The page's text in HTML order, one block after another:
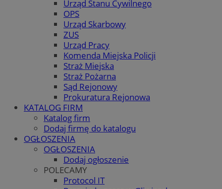
Urząd Stanu Cywilnego
OPS
Urząd Skarbowy
ZUS
Urząd Pracy
Komenda Miejska Policji
Straż Miejska
Straż Pożarna
Sąd Rejonowy
Prokuratura Rejonowa
KATALOG FIRM
Katalog firm
Dodaj firmę do katalogu
OGŁOSZENIA
OGŁOSZENIA
Dodaj ogłoszenie
POLECAMY
Protocol IT